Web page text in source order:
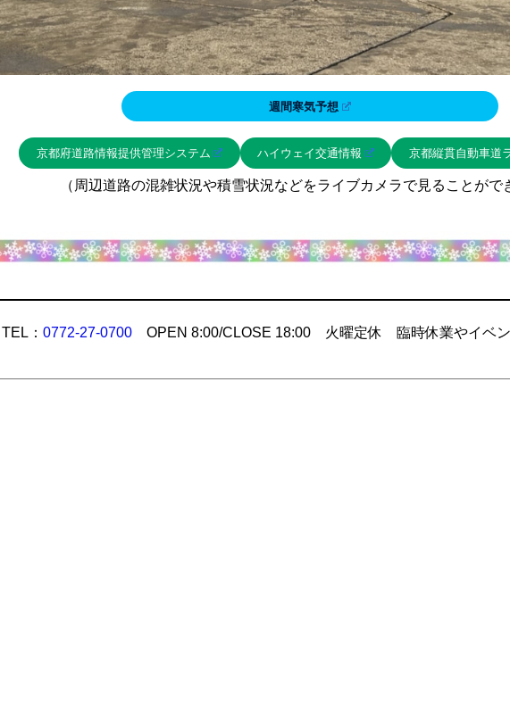
週間寒気予想
京都府道路情報提供管理システム ハイウェイ交通情報 京都縦貫自動車道
（周辺道路の混雑状況や積雪状況などをライブカメラで見ることがで
： 0772-27-0700 OPEN 8:00/CLOSE 18:00 火曜定休 臨時休業やイベン